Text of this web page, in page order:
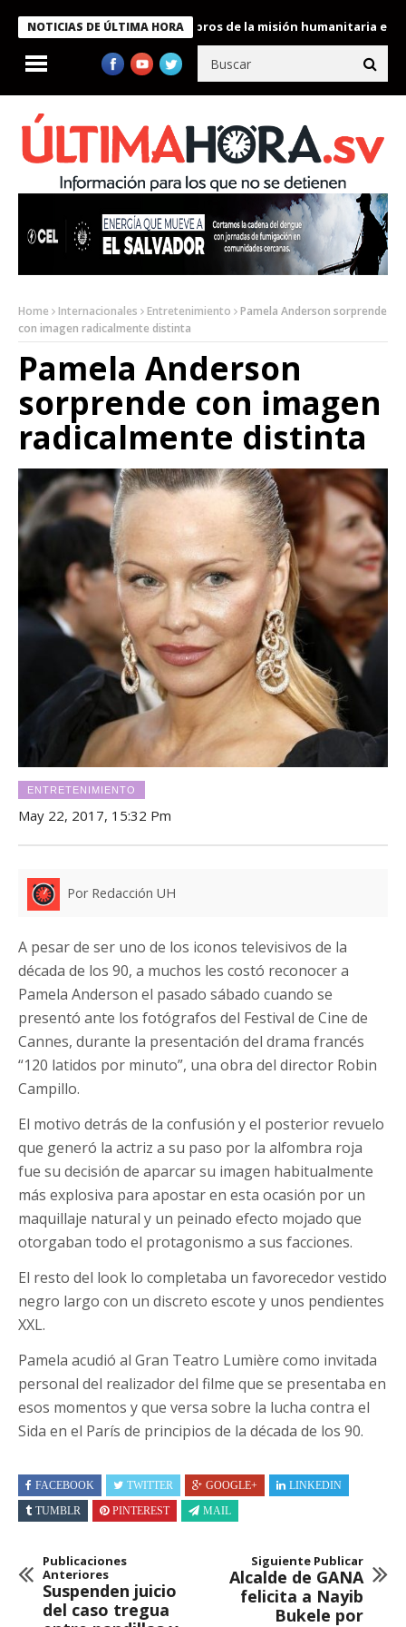
NOTICIAS DE ÚLTIMA HORA
Bukele condecora a miembros de la misión humanitaria enviada
Home Internacionales Entretenimiento
Pamela Anderson sorprende
con imagen radicalmente distinta
Pamela Anderson
sorprende con imagen
radicalmente distinta
ENTRETENIMIENTO
May 22, 2017, 15:32 Pm
Por Redacción UH
A pesar de ser uno de los iconos televisivos de la
década de los 90, a muchos les costó reconocer a
Pamela Anderson el pasado sábado cuando se
presentó ante los fotógrafos del Festival de Cine de
Cannes, durante la presentación del drama francés
“120 latidos por minuto”, una obra del director Robin
Campillo.
El motivo detrás de la confusión y el posterior revuelo
que generó la actriz a su paso por la alfombra roja
fue su decisión de aparcar su imagen habitualmente
más explosiva para apostar en esta ocasión por un
maquillaje natural y un peinado efecto mojado que
otorgaban todo el protagonismo a sus facciones.
El resto del look lo completaba un favorecedor vestido
negro largo con un discreto escote y unos pendientes
XXL.
Pamela acudió al Gran Teatro Lumière como invitada
personal del realizador del filme que se presentaba en
esos momentos y que versa sobre la lucha contra el
Sida en el París de principios de la década de los 90.
FACEBOOK TWITTER GOOGLE+
LINKEDIN
TUMBLR
PINTEREST MAIL
Publicaciones
Anteriores
Suspenden juicio
del caso tregua
Siguiente Publicar
Alcalde de GANA
felicita a Nayib
Bukele por